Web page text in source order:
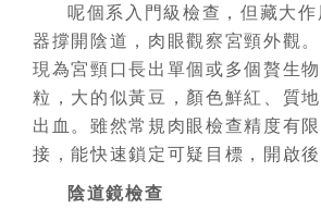
呢個系入門級檢查，但藏大
器撐開陰道，肉眼觀察宮頸外觀
現為宮頸口長出單個或多個贅生
粒，大的似黃豆，顏色鮮紅、質
出血。雖然常規肉眼檢查精度有
接，能快速鎖定可疑目標，開啟後
陰道鏡檢查